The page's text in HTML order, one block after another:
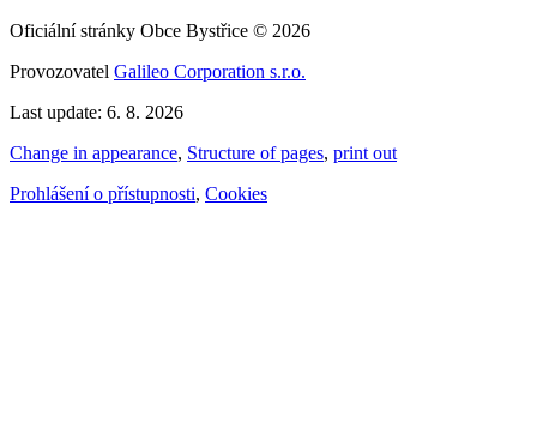
Oficiální stránky Obce Bystřice © 2026
Provozovatel Galileo Corporation s.r.o.
Last update: 6. 8. 2026
Change in appearance, Structure of pages, print out
Prohlášení o přístupnosti, Cookies